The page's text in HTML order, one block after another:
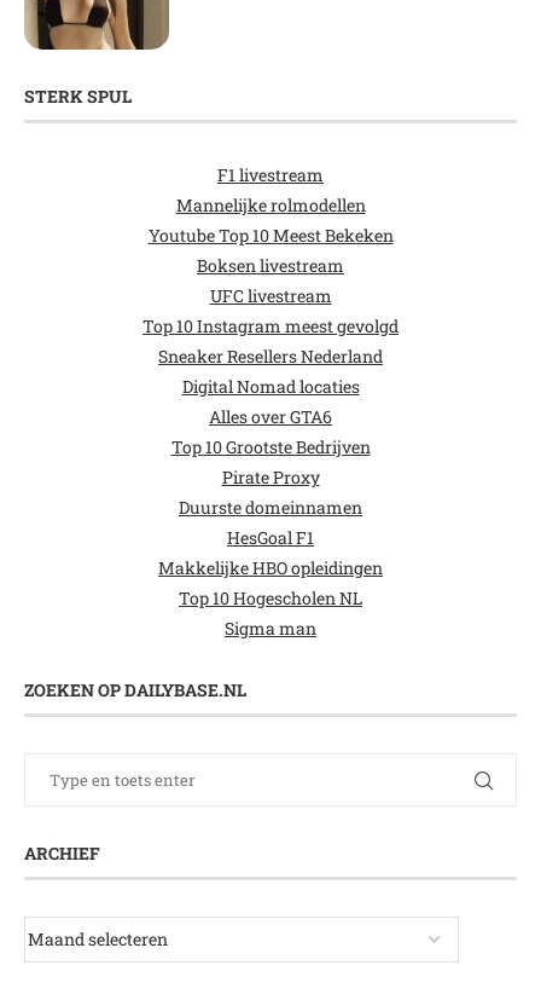
STERK SPUL
F1 livestream
Mannelijke rolmodellen
Youtube Top 10 Meest Bekeken
Boksen livestream
UFC livestream
Top 10 Instagram meest gevolgd
Sneaker Resellers Nederland
Digital Nomad locaties
Alles over GTA6
Top 10 Grootste Bedrijven
Pirate Proxy
Duurste domeinnamen
HesGoal F1
Makkelijke HBO opleidingen
Top 10 Hogescholen NL
Sigma man
ZOEKEN OP DAILYBASE.NL
ARCHIEF